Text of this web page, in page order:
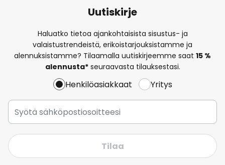
Uutiskirje
Haluatko tietoa ajankohtaisista sisustus- ja
valaistustrendeistä, erikoistarjouksistamme ja
alennuksistamme? Tilaamalla uutiskirjeemme saat 15 %
alennusta*seuraavasta tilauksestasi.
Henkilöasiakkaat Yritys
Tilaa